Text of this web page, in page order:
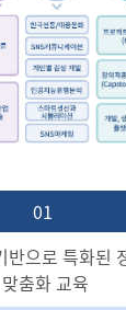
01
반으로 특화된
맞춤화 교육